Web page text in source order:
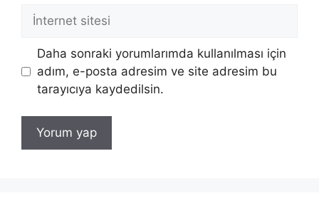
İnternet
sitesi
Daha sonraki yorumlarımda kullanılması için
adım, e-posta adresim ve site adresim bu
tarayıcıya kaydedilsin.